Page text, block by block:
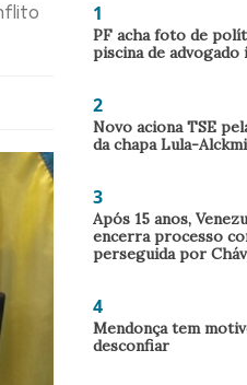
1
PF acha foto de
piscina de advogado
2
Novo aciona TSE
da chapa Lula-
3
Após 15 anos,
encerra processo
perseguida por
4
Mendonça tem
desconfiar